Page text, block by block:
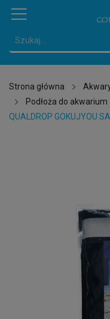
Strona główna
Podłoża do akwarium
QUALDROP GOKUJYOU